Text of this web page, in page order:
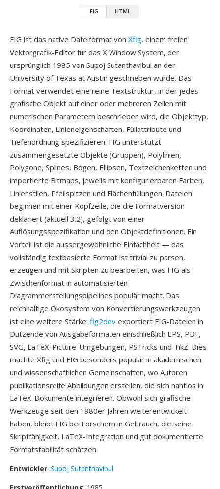
FIG HTML
FIG ist das native Dateiformat von Xfig, einem freien
Vektorgrafik-Editor für das X Window System, der
ursprünglich 1985 von Supoj Sutanthavibul an der
University of Texas at Austin geschrieben wurde. Das
Format verwendet eine reine Textstruktur, in der jedes
grafische Objekt auf einer oder mehreren Zeilen mit
numerischen Parametern beschrieben wird, die Objekttyp,
Koordinaten, Linieneigenschaften, Füllattribute und
Tiefenordnung spezifizieren. FIG unterstützt
zusammengesetzte Objekte (Gruppen), Polylinien,
Polygone, Splines, Bögen, Ellipsen, Textzeichenketten und
importierte Bitmaps, jeweils mit konfigurierbaren Farben,
Linienstilen, Pfeilspitzen und Flächenfüllungen. Dateien
beginnen mit einer Kopfzeile, die die Formatversion
deklariert (aktuell 3.2), gefolgt von einer
Auflösungsspezifikation und den Objektdefinitionen. Ein
Vorteil ist die aussergewöhnliche Einfachheit — das
vollständig textbasierte Format ist trivial zu parsen,
erzeugen und mit Skripten zu bearbeiten, was FIG als
Zwischenformat in automatisierten
Diagrammerstellungspipelines populär macht. Das
reichhaltige Ökosystem von Konvertierungswerkzeugen
ist eine weitere Stärke: fig2dev exportiert FIG-Dateien in
Dutzende von Ausgabeformaten einschließlich EPS, PDF,
SVG, LaTeX-Picture-Umgebungen, PSTricks und TikZ. Dies
machte Xfig und FIG besonders populär in akademischen
und wissenschaftlichen Gemeinschaften, wo Autoren
publikationsreife Abbildungen erstellen, die sich nahtlos in
LaTeX-Dokumente integrieren. Obwohl sich grafische
Werkzeuge seit den 1980er Jahren weiterentwickelt
haben, bleibt FIG bei Forschern in Gebrauch, die seine
Skriptfähigkeit, LaTeX-Integration und gut dokumentierte
Formatstabilität schätzen.
Entwickler: Supoj Sutanthavibul